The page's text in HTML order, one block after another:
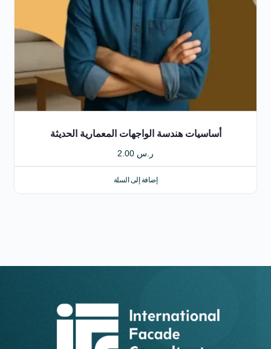
أساسيات هندسة الواجهات المعمارية الحديثة
ر.س
إضافة إلى السلة